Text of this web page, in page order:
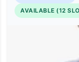
AVAILABLE (12